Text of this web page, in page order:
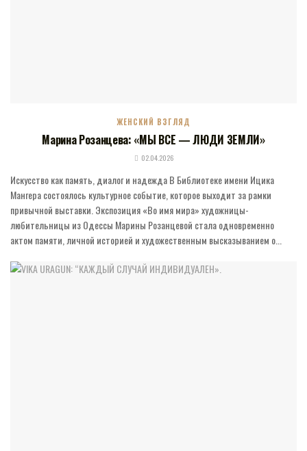
ЖЕНСКИЙ ВЗГЛЯД
Марина Розанцева: «МЫ ВСЕ — ЛЮДИ ЗЕМЛИ»
02.04.2026
Искусство как память, диалог и надежда В Библиотеке имени Ицика
Мангера состоялось культурное событие, которое выходит за рамки
привычной выставки. Экспозиция «Во имя мира» художницы-
любительницы из Одессы Марины Розанцевой стала одновременно
актом памяти, личной историей и художественным высказыванием о...